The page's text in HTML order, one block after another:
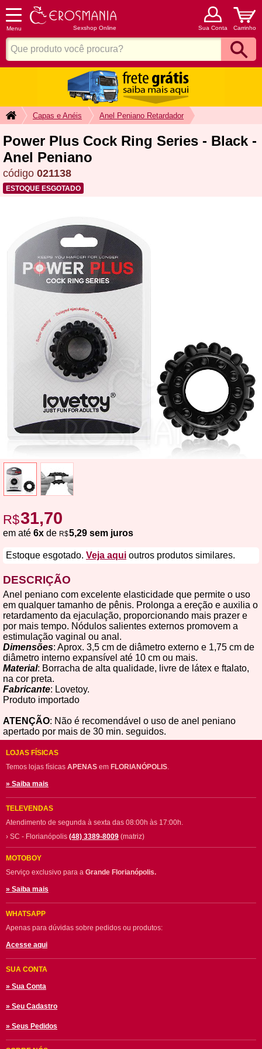
Menu Sexshop Online Sua Conta Carrinho
Capas e Anéis Anel Peniano Retardador
Power Plus Cock Ring Series - Black -
Anel Peniano
código 021138
ESTOQUE ESGOTADO
R$31,70
em até 6x de R$5,29 sem juros
Estoque esgotado. Veja aqui outros produtos similares.
DESCRIÇÃO
Anel peniano com excelente elasticidade que permite o uso
em qualquer tamanho de pênis. Prolonga a ereção e auxilia o
retardamento da ejaculação, proporcionando mais prazer e
por mais tempo. Nódulos salientes externos promovem a
estimulação vaginal ou anal.
Dimensões: Aprox. 3,5 cm de diâmetro externo e 1,75 cm de
diâmetro interno expansível até 10 cm ou mais.
Material: Borracha de alta qualidade, livre de látex e ftalato,
na cor preta.
Fabricante: Lovetoy.
Produto importado
ATENÇÃO: Não é recomendável o uso de anel peniano
apertado por mais de 30 min. seguidos.
LOJAS FÍSICAS
Temos lojas físicas APENAS em FLORIANÓPOLIS.
» Saiba mais
TELEVENDAS
Atendimento de segunda à sexta das 08:00h às 17:00h.
› SC - Florianópolis (48) 3389-8009 (matriz)
MOTOBOY
Serviço exclusivo para a Grande Florianópolis.
» Saiba mais
WHATSAPP
Apenas para dúvidas sobre pedidos ou produtos:
Acesse aqui
SUA CONTA
» Sua Conta
» Seu Cadastro
» Seus Pedidos